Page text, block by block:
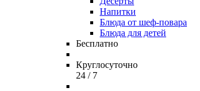
Напитки
Блюда от шеф-повара
Блюда для детей
Бесплатно
Круглосуточно
24 / 7